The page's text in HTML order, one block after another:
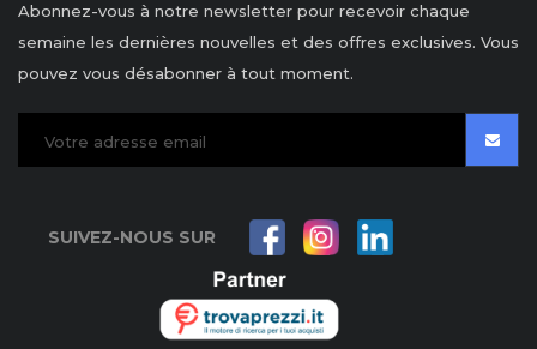
Abonnez-vous à notre newsletter pour recevoir chaque
semaine les dernières nouvelles et des offres exclusives. Vous
pouvez vous désabonner à tout moment.
SUIVEZ-NOUS SUR